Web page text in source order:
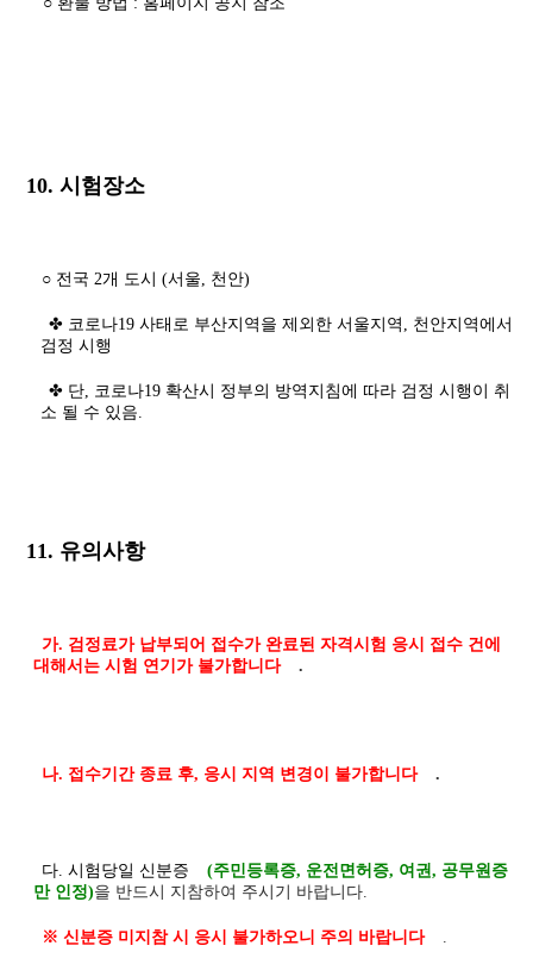
10. 시험장소
○ 전국 2개 도시 (서울, 천안)
✤ 코로나19 사태로 부산지역을 제외한 서울지역, 천안지역에서
검정 시행
✤ 단, 코로나19 확산시 정부의 방역지침에 따라 검정 시행이 취
소 될 수 있음.
11. 유의사항
가. 검정료가 납부되어 접수가 완료된 자격시험 응시 접수 건에
대해서는 시험 연기가 불가합니다
.
나. 접수기간 종료 후, 응시 지역 변경이 불가합니다 .
다. 시험당일 신분증
(주민등록증, 운전면허증, 여권, 공무원증
만 인정)을 반드시 지참하여 주시기 바랍니다.
※ 신분증 미지참 시 응시 불가하오니 주의 바랍니다 .